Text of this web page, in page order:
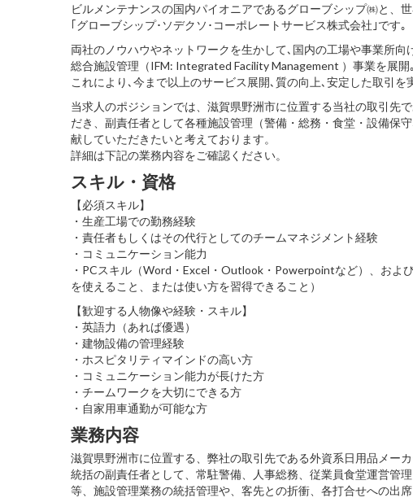
ビルメンテナンスの国内パイオニアであるグローブシップ㈱と、
｢グローブシップ･ソデクソ･コーポレートサービス株式会社｣です｡
両社のノウハウやネットワークを生かして､国内の工場や事業所向
総合施設管理（IFM: Integrated Facility Management ）事業を展開｡
これにより､今まで以上のサービス展開､質の向上､安定した取引を
当求人のポジションでは、滋賀県野洲市に位置する当社の取引先
だき、副責任者として各種施設管理（警備・総務・食堂・設備保
献していただきたいと考えております。
詳細は下記の業務内容をご確認ください。
スキル・資格
【必須スキル】
・生産工場での勤務経験
・責任者もしくはその代行としてのチームマネジメント経験
・コミュニケーション能力
・PCスキル（Word・Excel・Outlook・Powerpointなど）、お
を使えること、または使い方を習得できること）
【歓迎する人物像や経験・スキル】
・英語力（あれば優遇）
・建物設備の管理経験
・ホスピタリティマインドの高い方
・コミュニケーション能力が長けた方
・チームワークを大切にできる方
・自家用車通勤が可能な方
業務内容
滋賀県野洲市に位置する、弊社の取引先である外資系日用品メー
統括の副責任者として、常駐警備、人事総務、従業員食堂運営管
等、施設管理業務の統括管理や、客先との折衝、各打合せへの出